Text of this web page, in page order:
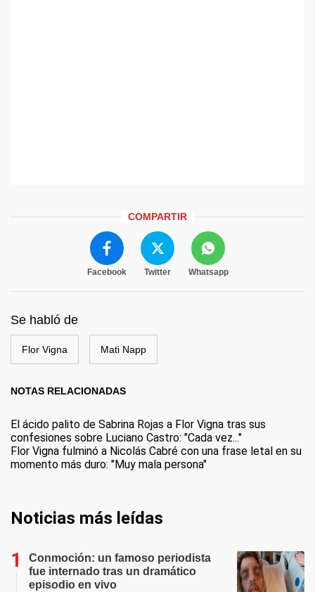
COMPARTIR
Facebook Twitter Whatsapp
Se habló de
Flor Vigna Mati Napp
NOTAS RELACIONADAS
El ácido palito de Sabrina Rojas a Flor Vigna tras sus
confesiones sobre Luciano Castro: "Cada vez..."
Flor Vigna fulminó a Nicolás Cabré con una frase letal en su
momento más duro: "Muy mala persona"
Noticias más leídas
Conmoción: un famoso periodista
fue internado tras un dramático
episodio en vivo